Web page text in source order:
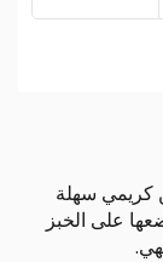
كريمي سهلة
على الخبز